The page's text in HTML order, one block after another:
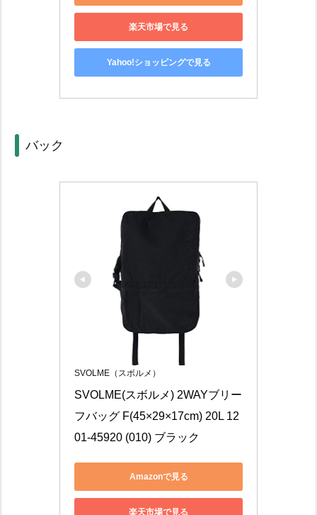
楽天市場で見る
Yahoo!ショッピングで見る
バック
SVOLME（スボルメ）
SVOLME(スボルメ) 2WAYブリー
フバッグ F(45×29×17cm) 20L 12
01-45920 (010) ブラック
Amazonで見る
楽天市場で見る